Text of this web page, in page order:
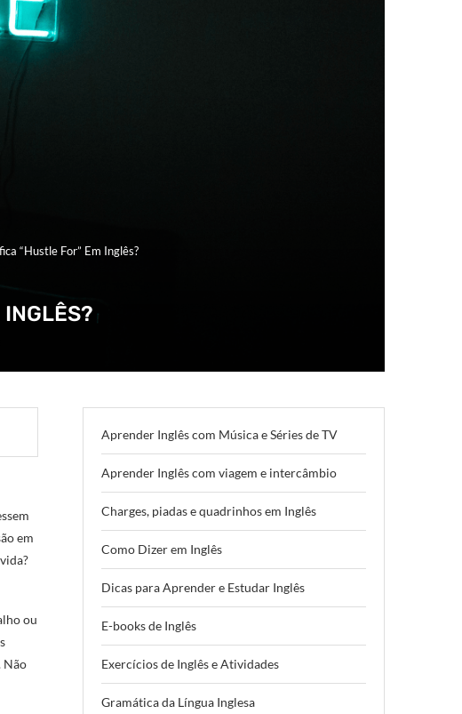
“Hustle For” Em Inglês?
INGLÊS?
em
ou
Não
Aprender Inglês com Música e Séries de TV
Aprender Inglês com viagem e intercâmbio
Charges, piadas e quadrinhos em Inglês
Como Dizer em Inglês
Dicas para Aprender e Estudar Inglês
E-books de Inglês
Exercícios de Inglês e Atividades
Gramática da Língua Inglesa